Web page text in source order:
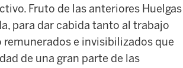
Fruto de las anteriores Huelgas
para dar cabida tanto al trabajo
e invisibilizados que
de una gran parte de las